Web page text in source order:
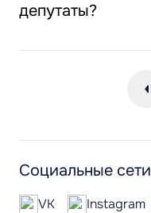
депутаты?
Социальные сети
VK Instagram